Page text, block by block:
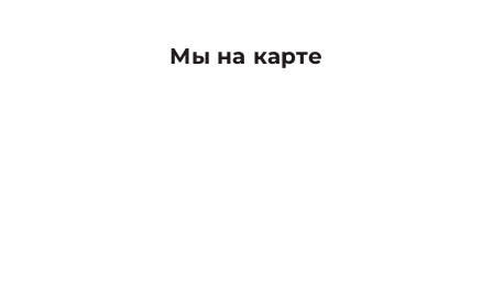
Мы на карте